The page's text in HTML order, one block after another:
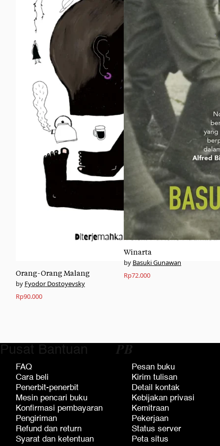
Orang-Orang Malang
Fyodor Dostoyevsky
Rp90.000
Winarta
Basuki Gunawan
Rp72.000
Pusat Bantuan
FAQ
Cara beli
Penerbit-penerbit
Mesin pencari buku
Konfirmasi pembayaran
Pengiriman
Refund dan return
Syarat dan ketentuan
𝑷𝑩
Pesan buku
Kirim tulisan
Detail kontak
Kebijakan privasi
Kemitraan
Pekerjaan
Status server
Peta situs